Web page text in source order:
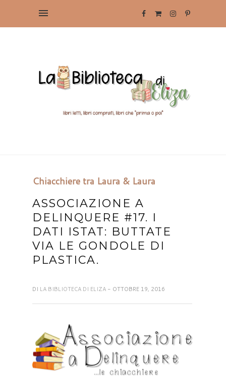
Chiacchiere tra Laura & Laura
ASSOCIAZIONE A
DELINQUERE #17. I
DATI ISTAT: BUTTATE
VIA LE GONDOLE DI
PLASTICA.
DI LA BIBLIOTECA DI ELIZA - OTTOBRE 19, 2016